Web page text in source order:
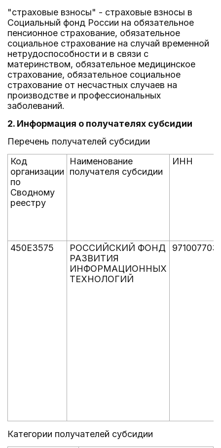
"страховые взносы" - страховые взносы в
Социальный фонд России на обязательное
пенсионное страхование, обязательное
социальное страхование на случай временной
нетрудоспособности и в связи с
материнством, обязательное медицинское
страхование, обязательное социальное
страхование от несчастных случаев на
производстве и профессиональных
заболеваний.
2. Информация о получателях субсидии
Перечень получателей субсидии
Код
организации
по
Сводному
реестру
Наименование
получателя субсидии
ИНН
450E3575
РОССИЙСКИЙ ФОНД
РАЗВИТИЯ
ИНФОРМАЦИОННЫХ
ТЕХНОЛОГИЙ
Категории получателей субсидии